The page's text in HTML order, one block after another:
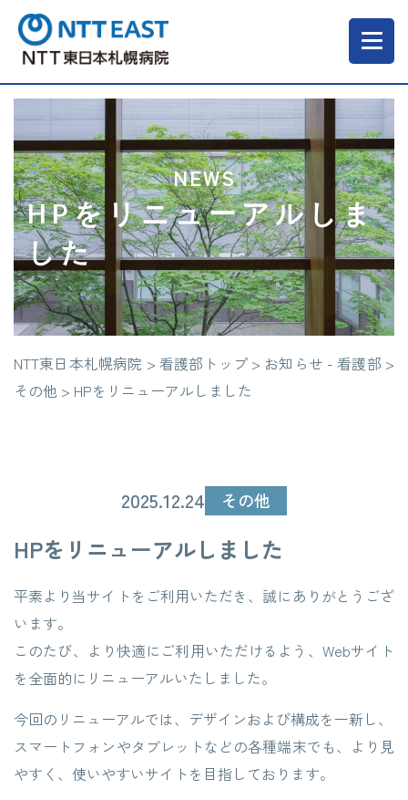
当院について
ご来院される方へ
診療科・部門
医療・介護関係の方
採用情報
NEWS
HPをリニューアルしま
した
NTT東日本札幌病院 > 看護部トップ> お知らせ - 看護部 >
その他 > HPをリニューアルしました
2025.12.24 その他
HPをリニューアルしました
平素より当サイトをご利用いただき、誠にありがとうござ
います。
このたび、より快適にご利用いただけるよう、Webサイト
を全面的にリニューアルいたしました。
今回のリニューアルでは、デザインおよび構成を一新し、
スマートフォンやタブレットなどの各種端末でも、より見
やすく、使いやすいサイトを目指しております。